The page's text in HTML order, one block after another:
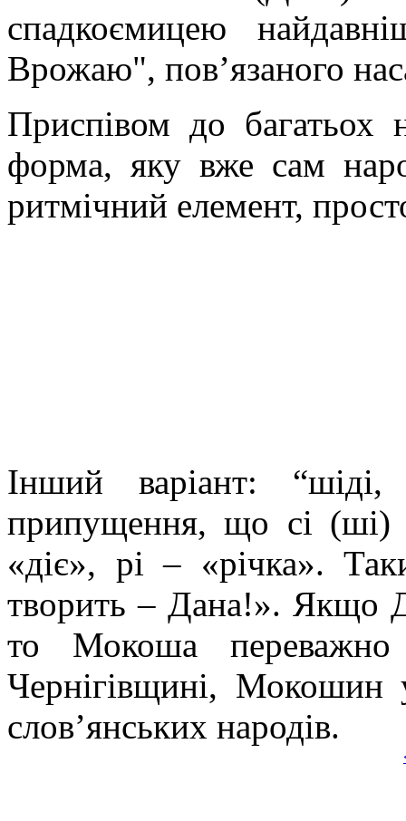
спадкоємицею
Врожаю", пов’язаного
Приспівом до багатьох
форма, яку вже сам
ритмічний елемент,
Інший варіант:
припущення, що сі (ші)
«діє», рі – «річка».
творить – Дана!». Якщо
то Мокоша
Чернігівщині, Мокошин
слов’янських народів.